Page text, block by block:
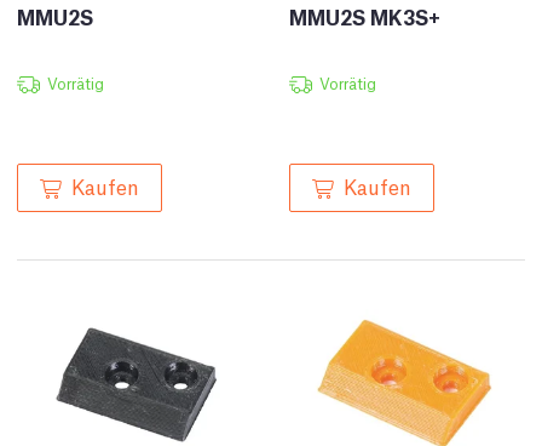
MMU2S
Vorrätig
Kaufen
MMU2S MK3S+
Vorrätig
Kaufen